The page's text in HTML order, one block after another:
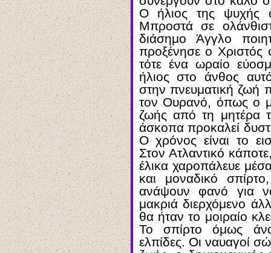
Ο ήλιος της ψυχής
Μπροστά σε
διάσημο Άγγλο
προξένησε ο Χριστός
τότε ένα ωραίο
ήλιος στο άνθος
στην πνευματική ζωή
τον Ουρανό, όπως ο
ζωής από τη μητέρα
άσκοπα προκαλεί
Ο χρόνος είναι το
Στον Ατλαντικό
έλικα χαροπάλευε
και μοναδικό
ανάψουν φανό για
μακριά διερχόμενο
θα ήταν το μοιραίο
Το σπίρτο όμως
ελπίδες. Οι ναυαγοί